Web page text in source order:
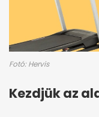
Fotó: Hervis
Kezdjük az